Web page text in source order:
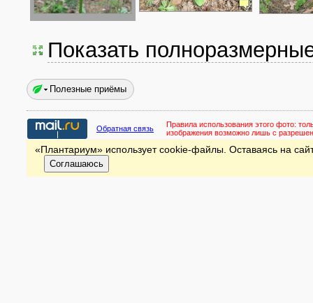
Показать
Полезные приёмы
Обратная связь Правила использования этого фото:
изображения возможно лишь с
«Плантариум» использует cookie-файлы. Оставаясь на
Соглашаюсь